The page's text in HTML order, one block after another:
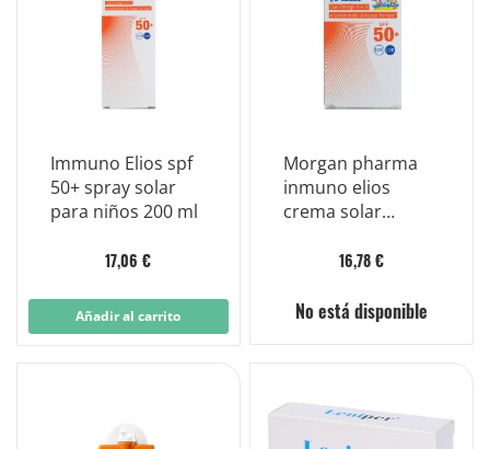
Immuno Elios spf
50+ spray solar
para niños 200 ml
17,06 €
Añadir al carrito
Morgan pharma
inmuno elios
crema solar
16,78 €
No está disponible